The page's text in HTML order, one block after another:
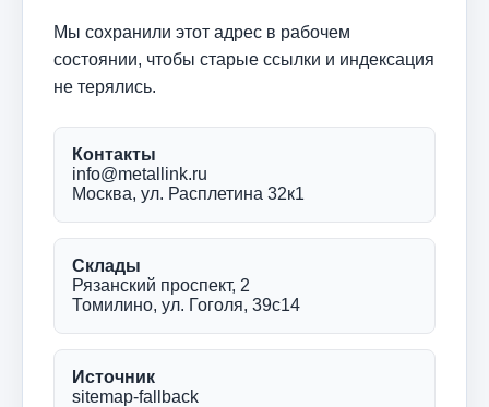
Мы сохранили этот адрес в рабочем
состоянии, чтобы старые ссылки и индексация
не терялись.
Контакты
info@metallink.ru
Москва, ул. Расплетина 32к1
Склады
Рязанский проспект, 2
Томилино, ул. Гоголя, 39с14
Источник
sitemap-fallback